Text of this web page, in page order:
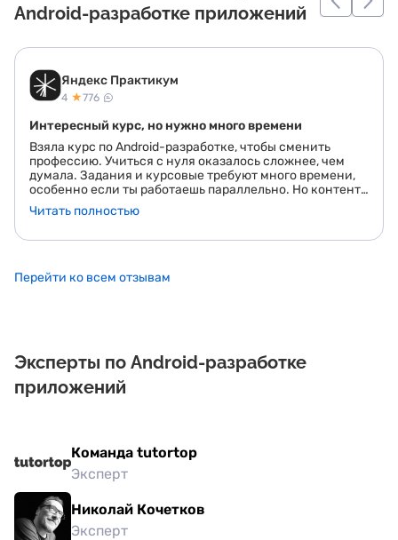
Android-разработке приложений
Яндекс Практикум
4 ★776
Интересный курс, но нужно много времени
Взяла курс по Android-разработке, чтобы сменить
профессию. Учиться с нуля оказалось сложнее, чем
думала. Задания и курсовые требуют много времени,
особенно если ты работаешь параллельно. Но контент
подан понятно, и много практики, что важно. Иногда
чувствовала, что теории недостаточно, приходилось
Читать полностью
Перейти ко всем отзывам
Эксперты по Android-разработке
приложений
Команда tutortop
Эксперт
Николай Кочетков
Эксперт